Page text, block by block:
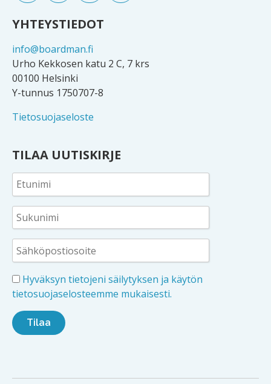
YHTEYSTIEDOT
info@boardman.fi
Urho Kekkosen katu 2 C, 7 krs
00100 Helsinki
Y-tunnus 1750707-8
Tietosuojaseloste
TILAA UUTISKIRJE
Hyväksyn tietojeni säilytyksen ja käytön
tietosuojaselosteemme mukaisesti.